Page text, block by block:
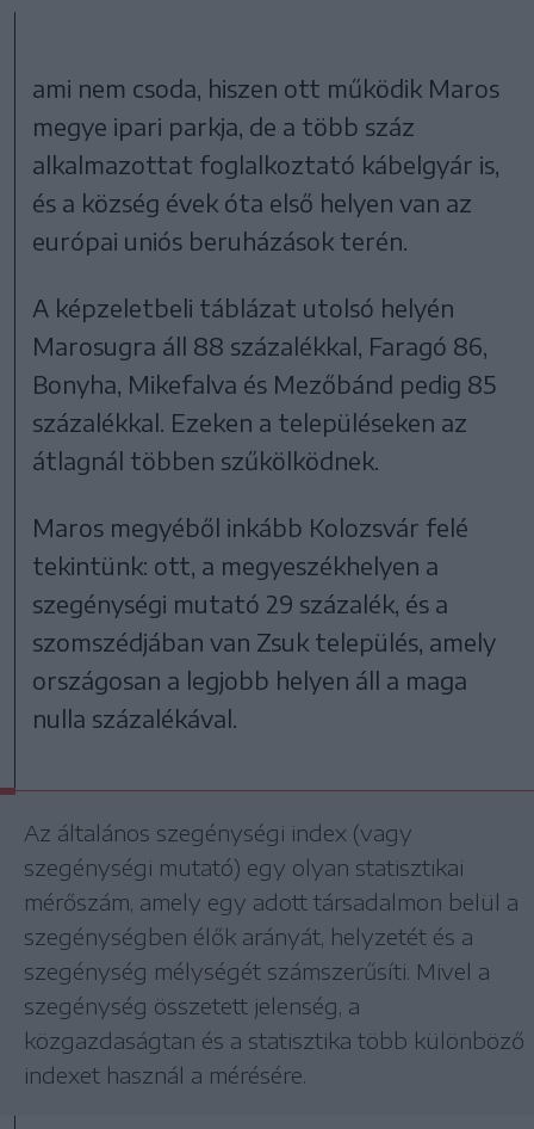
ami nem csoda, hiszen ott működik Maros
megye ipari parkja, de a több száz
alkalmazottat foglalkoztató kábelgyár is,
és a község évek óta első helyen van az
európai uniós beruházások terén.
A képzeletbeli táblázat utolsó helyén
Marosugra áll 88 százalékkal, Faragó 86,
Bonyha, Mikefalva és Mezőbánd pedig 85
százalékkal. Ezeken a településeken az
átlagnál többen szűkölködnek.
Maros megyéből inkább Kolozsvár felé
tekintünk: ott, a megyeszékhelyen a
szegénységi mutató 29 százalék, és a
szomszédjában van Zsuk település, amely
országosan a legjobb helyen áll a maga
nulla százalékával.
Az általános szegénységi index (vagy
szegénységi mutató) egy olyan statisztikai
mérőszám, amely egy adott társadalmon belül a
szegénységben élők arányát, helyzetét és a
szegénység mélységét számszerűsíti. Mivel a
szegénység összetett jelenség, a
közgazdaságtan és a statisztika több különböző
indexet használ a mérésére.